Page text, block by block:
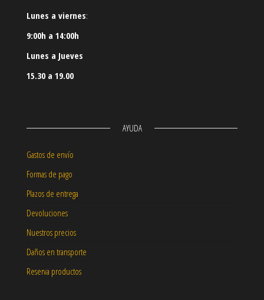
Lunes a viernes:
9:00h a 14:00h
Lunes a Jueves
15.30 a 19.00
AYUDA
Gastos de envío
Formas de pago
Plazos de entrega
Devoluciones
Nuestros precios
Daños en transporte
Reserva productos